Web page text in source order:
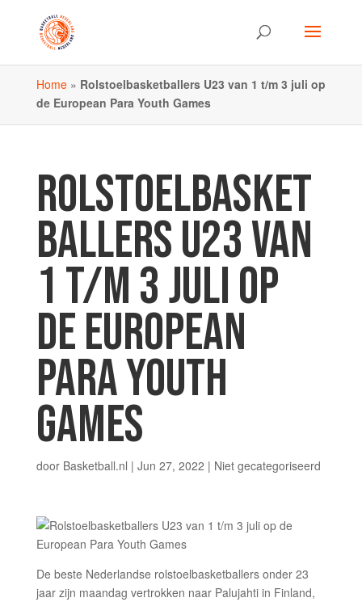
Home» Rolstoelbasketballers U23 van 1 t/m 3 juli op
de European Para Youth Games
ROLSTOELBASKET
BALLERS U23 VAN
1 T/M 3 JULI OP
DE EUROPEAN
PARA YOUTH
GAMES
door Basketball.nl | Jun 27, 2022 | Niet gecategoriseerd
De beste Nederlandse rolstoelbasketballers onder 23
jaar zijn maandag vertrokken naar Palujahti in Finland,